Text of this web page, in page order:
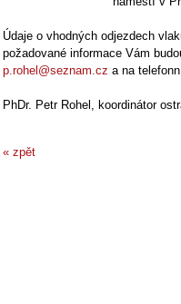
Údaje o vhodných odjezdech
požadované informace Vám
p.rohel@seznam.cz a na
PhDr. Petr Rohel, koordinátor
« zpět